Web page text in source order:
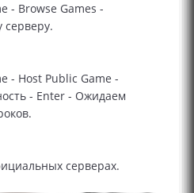
- Browse Games -
- Host Public Game -
- Enter - Ожидаем
серверах.